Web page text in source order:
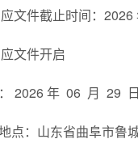
文件截止时间：
文件开启
2026 年 06 月 29
点：山东省曲阜市鲁